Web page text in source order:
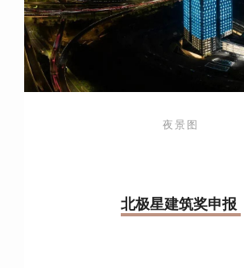
夜景图
北极星建筑奖申报